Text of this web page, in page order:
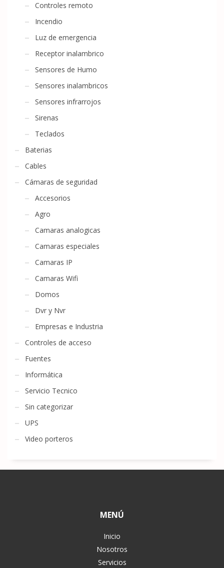
Controles remoto
Incendio
Luz de emergencia
Receptor inalambrico
Sensores de Humo
Sensores inalambricos
Sensores infrarrojos
Sirenas
Teclados
Baterias
Cables
Cámaras de seguridad
Accesorios
Agro
Camaras analogicas
Camaras especiales
Camaras IP
Camaras Wifi
Domos
Dvr y Nvr
Empresas e Industria
Controles de acceso
Fuentes
Informática
Servicio Tecnico
Sin categorizar
UPS
Video porteros
MENÚ
Inicio
Nosotros
Servicios